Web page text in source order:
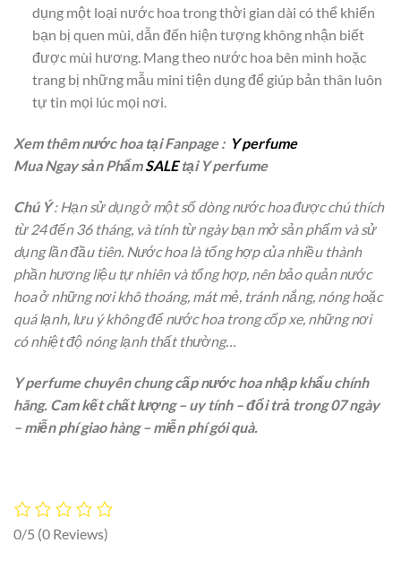
dụng một loại nước hoa trong thời gian dài có thể khiến
bạn bị quen mùi, dẫn đến hiện tượng không nhận biết
được mùi hương. Mang theo nước hoa bên mình hoặc
trang bị những mẫu mini tiện dụng để giúp bản thân luôn
tự tin mọi lúc mọi nơi.
Xem thêm nước hoa tại Fanpage : Y perfume
Mua Ngay sản PhẩmSALEtại Y perfume
Chú Ý: Hạn sử dụng ở một số dòng nước hoa được chú thích
từ 24 đến 36 tháng, và tính từ ngày bạn mở sản phẩm và sử
dụng lần đầu tiên. Nước hoa là tổng hợp của nhiều thành
phần hương liệu tự nhiên và tổng hợp, nên bảo quản nước
hoa ở những nơi khô thoáng, mát mẻ, tránh nắng, nóng hoặc
quá lạnh, lưu ý không để nước hoa trong cốp xe, những nơi
có nhiệt độ nóng lạnh thất thường…
Y perfume chuyên chung cấp nước hoa nhập khẩu chính
hãng. Cam kết chất lượng – uy tính – đổi trả trong 07 ngày
– miễn phí giao hàng – miễn phí gói quà.
0/5 (0 Reviews)